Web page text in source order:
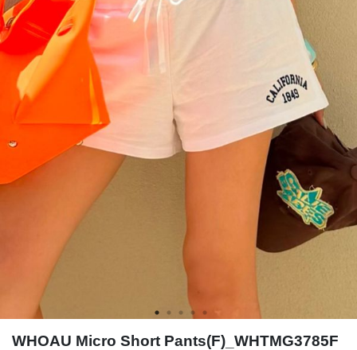
WHOAU Micro Short Pants(F)_WHTMG3785F